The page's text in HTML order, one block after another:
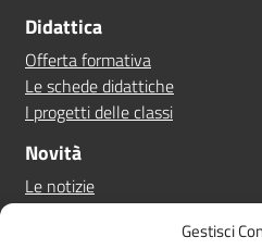
Gestisci
Didattica
Offerta formativa
Le schede didattiche
I progetti delle classi
Novità
Le notizie
Le circolari